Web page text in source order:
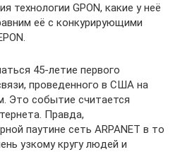
технологии GPON, какие у неё
её с конкурирующими
45-летие первого
проведенного в США на
Это событие считается
Правда,
паутине сеть ARPANET в то
узкому кругу людей и